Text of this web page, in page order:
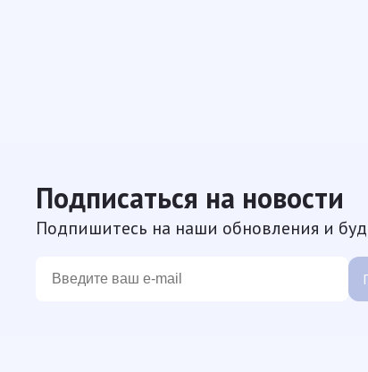
Подписаться на новости
Подпишитесь на наши обновления и